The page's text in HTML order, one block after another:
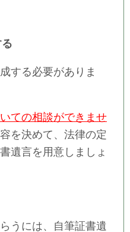
する必要がありま
ての相談ができませ
を決めて、法律の定
遺言を用意しましょ
うには、自筆証書遺